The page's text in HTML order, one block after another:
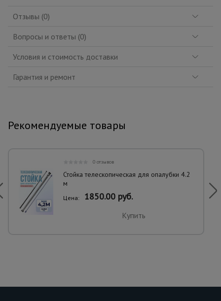
Отзывы (0)
Вопросы и ответы (0)
Условия и стоимость доставки
Гарантия и ремонт
Рекомендуемые товары
0 отзывов
Стойка телескопическая для опалубки 4.2
м
Цена: 1850.00 руб.
Купить